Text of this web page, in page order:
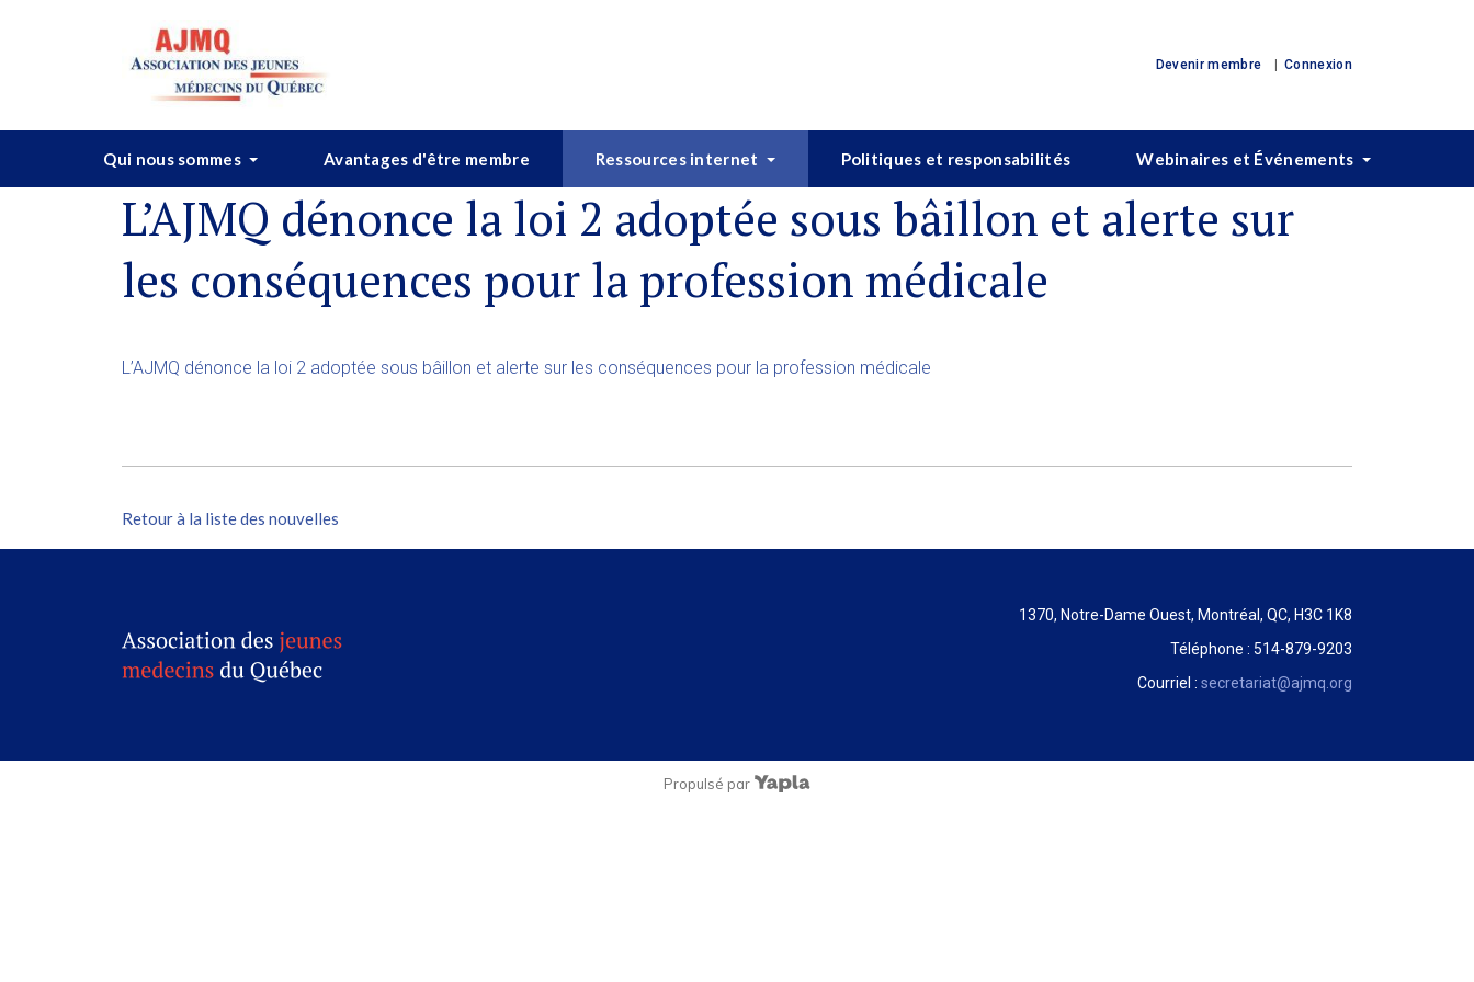
Devenir membre Connexion
Qui nous sommes Avantages d'être membre Ressources internet Politiques et responsabilités Webinaires et Événements
L’AJMQ dénonce la loi 2 adoptée sous bâillon et alerte sur
les conséquences pour la profession médicale
L’AJMQ dénonce la loi 2 adoptée sous bâillon et alerte sur les conséquences pour la profession médicale
Retour à la liste des nouvelles
1370, Notre-Dame Ouest, Montréal, QC, H3C 1K8
Téléphone : 514-879-9203
Courriel : secretariat@ajmq.org
Propulsé par